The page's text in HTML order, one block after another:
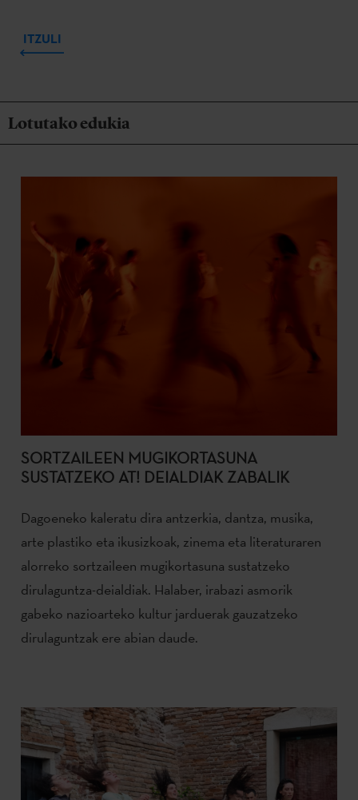
ITZULI
Lotutako edukia
SORTZAILEEN MUGIKORTASUNA
SUSTATZEKO AT! DEIALDIAK ZABALIK
Dagoeneko kaleratu dira antzerkia, dantza, musika,
arte plastiko eta ikusizkoak, zinema eta literaturaren
alorreko sortzaileen mugikortasuna sustatzeko
dirulaguntza-deialdiak. Halaber, irabazi asmorik
gabeko nazioarteko kultur jarduerak gauzatzeko
dirulaguntzak ere abian daude.